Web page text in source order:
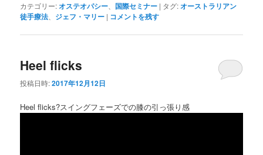
カテゴリー:オステオパシー、 国際セミナー | タグ:オーストラリアン
徒手療法、 ジェフ・マリー | コメントを残す
Heel flicks
投稿日時:2017年12月12日
Heel flicks?スイングフェーズでの膝の引っ張り感